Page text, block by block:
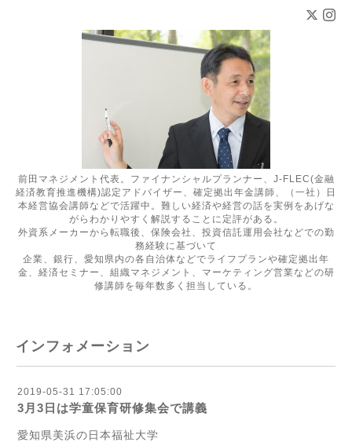
前田マネジメント代表。ファイナンシャルプランナー、J-FLEC(金融
経済教育推進機構)認定アドバイザー、確定拠出年金講師、（一社）日
本経営協会講師などで活躍中。難しい経済や経営の話を実例をあげな
がらわかりやすく解説することに定評がある。
外資系メーカーから転職後、保険会社、投資信託運用会社などでの勤
務経験に基づいて
企業、銀行、愛知県内の各自治体などでライフプランや確定拠出年
金、経済セミナー、組織マネジメント、マーケティング営業などの研
修講師を毎年数多く担当している。
インフォメーション
2019-05-31 17:05:00
3月3日は学童保育研修集会で講義
愛知県美浜の日本福祉大学